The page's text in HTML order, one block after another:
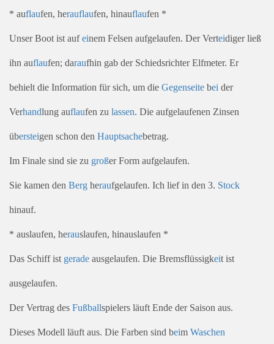
* auflaufen, herauflaufen, hinauflaufen *
Unser Boot ist aufeinem Felsen aufgelaufen. Der Verteidiger ließ
ihn auflaufen; daraufhin gab der Schiedsrichter Elfmeter. Er
behielt die Information für sich, um die Gegenseite bei der
Verhandlung auflaufen zu lassen. Die aufgelaufenen Zinsen
übersteigen schon den Hauptsachebetrag.
Im Finale sind sie zu großer Form aufgelaufen.
Sie kamen den Berg heraufgelaufen. Ich lief in den 3. Stock
hinauf.
* auslaufen, herauslaufen, hinauslaufen *
Das Schiff ist gerade ausgelaufen. Die Bremsflüssigkeit ist
ausgelaufen.
Der Vertrag des Fußballspielers läuft Ende der Saison aus.
Dieses Modell läuft aus. Die Farben sind beim Waschen